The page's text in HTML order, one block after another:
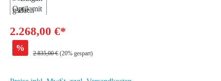
2.268,00 €*
% Regulärer Preis:
2.835,00 € (20% gespart)